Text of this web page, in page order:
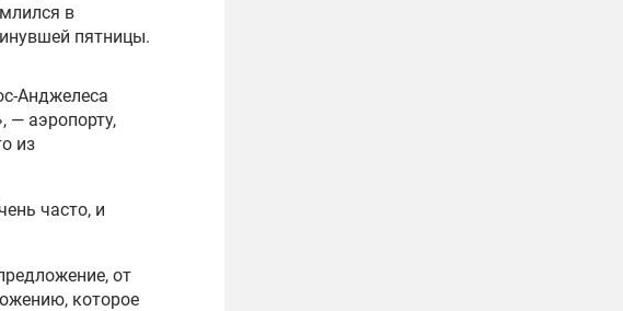
в
пятницы.
Анджелеса
— аэропорту,
из
часто, и
от
которое